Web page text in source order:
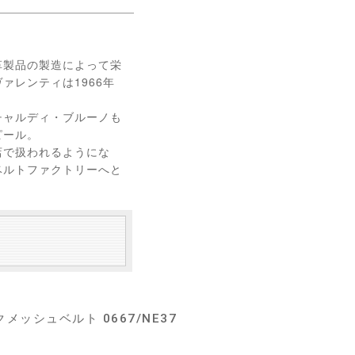
品の製造によって栄
レンティは1966年
ルディ・ブルーノも
ル。
扱われるようにな
トファクトリーへと
メッシュベルト 0667/NE37